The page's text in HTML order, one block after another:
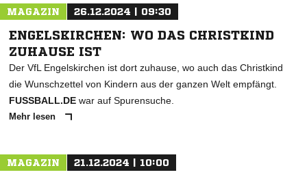
MAGAZIN 26.12.2024 | 09:30
ENGELSKIRCHEN: WO DAS CHRISTKIND
ZUHAUSE IST
Der VfL Engelskirchen ist dort zuhause, wo auch das Christkind
die Wunschzettel von Kindern aus der ganzen Welt empfängt.
FUSSBALL.DE war auf Spurensuche.
Mehr lesen
MAGAZIN 21.12.2024 | 10:00